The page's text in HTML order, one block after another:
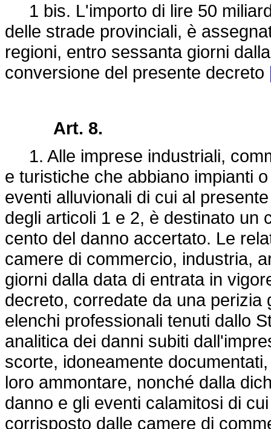
1 bis. L'importo di lire 50
delle strade provinciali, è
regioni, entro sessanta giorni
conversione del presente decreto
Art. 8.
1. Alle imprese industriali,
e turistiche che abbiano impianti
eventi alluvionali di cui al
degli articoli 1 e 2, è destinato un
cento del danno accertato. Le
camere di commercio, industria,
giorni dalla data di entrata in
decreto, corredate da una
elenchi professionali tenuti dallo
analitica dei danni subiti
scorte, idoneamente
loro ammontare, nonché dalla
danno e gli eventi calamitosi di
corrisposto dalle camere di